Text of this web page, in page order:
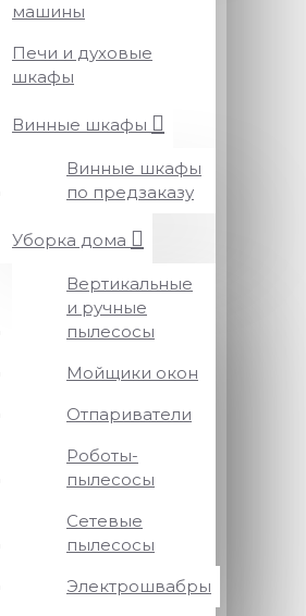
машины
Печи и духовые
шкафы
Винные шкафы
Винные шкафы
по предзаказу
Уборка дома
Вертикальные
и ручные
пылесосы
Мойщики окон
Отпариватели
Роботы-
пылесосы
Сетевые
пылесосы
Электрошвабры